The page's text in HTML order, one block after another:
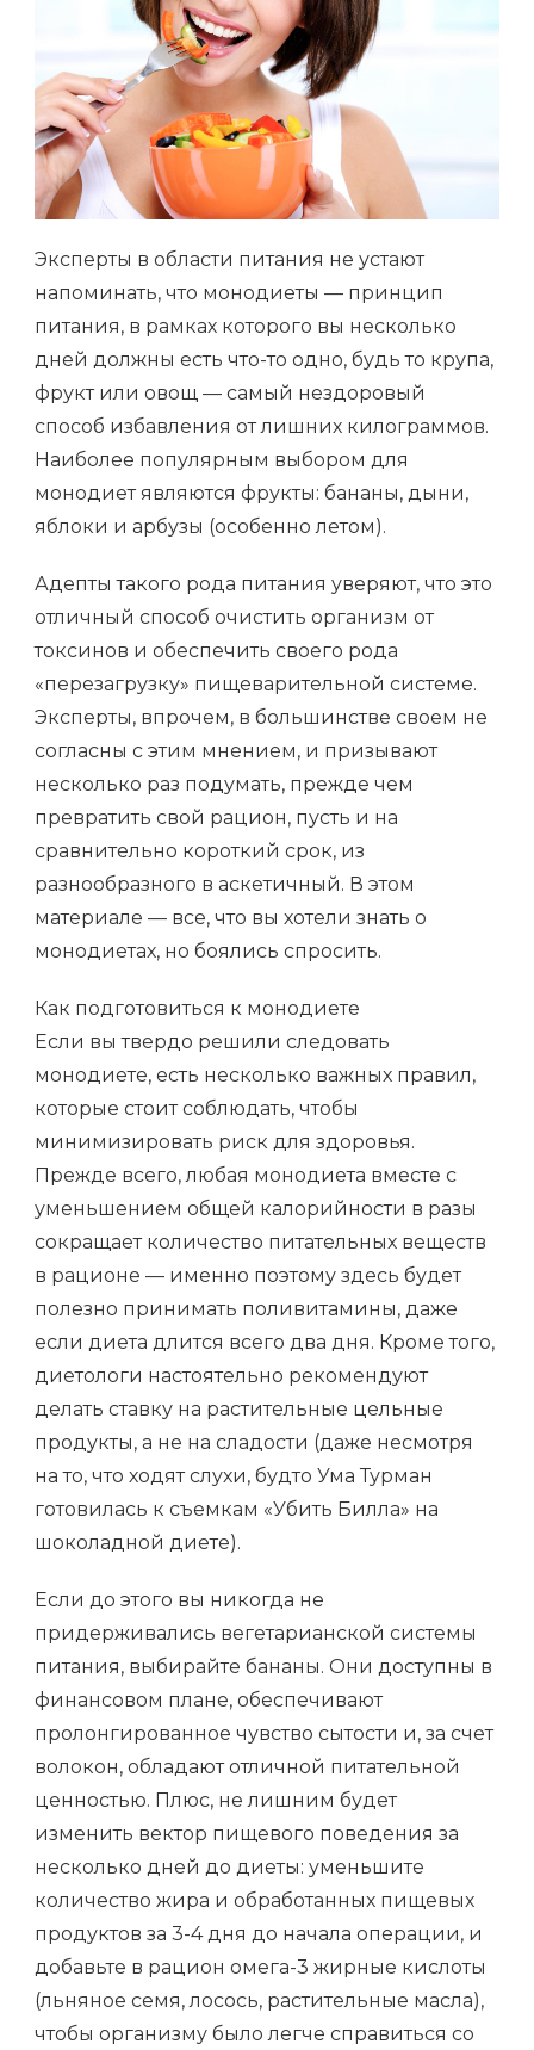
ОНИ
РАБОТАЮТ
Эксперты в области питания не устают
напоминать, что монодиеты — принцип
питания, в рамках которого вы несколько
дней должны есть что-то одно, будь то крупа,
фрукт или овощ — самый нездоровый
способ избавления от лишних килограммов.
Наиболее популярным выбором для
монодиет являются фрукты: бананы, дыни,
яблоки и арбузы (особенно летом).
Адепты такого рода питания уверяют, что это
отличный способ очистить организм от
токсинов и обеспечить своего рода
«перезагрузку» пищеварительной системе.
Эксперты, впрочем, в большинстве своем не
согласны с этим мнением, и призывают
несколько раз подумать, прежде чем
превратить свой рацион, пусть и на
сравнительно короткий срок, из
разнообразного в аскетичный. В этом
материале — все, что вы хотели знать о
монодиетах, но боялись спросить.
Как подготовиться к монодиете
Если вы твердо решили следовать
монодиете, есть несколько важных правил,
которые стоит соблюдать, чтобы
минимизировать риск для здоровья.
Прежде всего, любая монодиета вместе с
уменьшением общей калорийности в разы
сокращает количество питательных веществ
в рационе — именно поэтому здесь будет
полезно принимать поливитамины, даже
если диета длится всего два дня. Кроме того,
диетологи настоятельно рекомендуют
делать ставку на растительные цельные
продукты, а не на сладости (даже несмотря
на то, что ходят слухи, будто Ума Турман
готовилась к съемкам «Убить Билла» на
шоколадной диете).
Если до этого вы никогда не
придерживались вегетарианской системы
питания, выбирайте бананы. Они доступны в
финансовом плане, обеспечивают
пролонгированное чувство сытости и, за счет
волокон, обладают отличной питательной
ценностью. Плюс, не лишним будет
изменить вектор пищевого поведения за
несколько дней до диеты: уменьшите
количество жира и обработанных пищевых
продуктов за 3-4 дня до начала операции, и
добавьте в рацион омега-3 жирные кислоты
(льняное семя, лосось, растительные масла),
чтобы организму было легче справиться со